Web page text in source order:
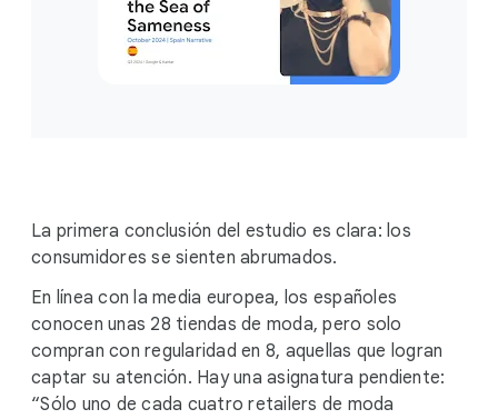
La primera conclusión del estudio es clara: los
consumidores se sienten abrumados.
En línea con la media europea, los españoles
conocen unas 28 tiendas de moda, pero solo
compran con regularidad en 8, aquellas que logran
captar su atención. Hay una asignatura pendiente:
“Sólo uno de cada cuatro retailers de moda